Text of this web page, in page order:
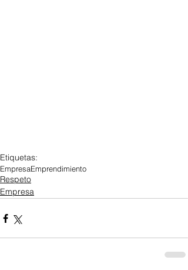
Etiquetas:
EmpresaEmprendimiento
Respeto
Empresa